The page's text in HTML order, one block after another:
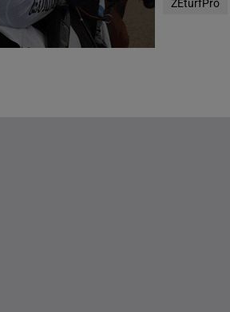
ZEturfPro